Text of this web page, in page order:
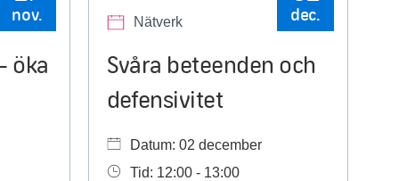
nov.
öka
Nätverk dec.
Svåra beteenden och
defensivitet
Datum: 02 december
Tid: 12:00 - 13:00